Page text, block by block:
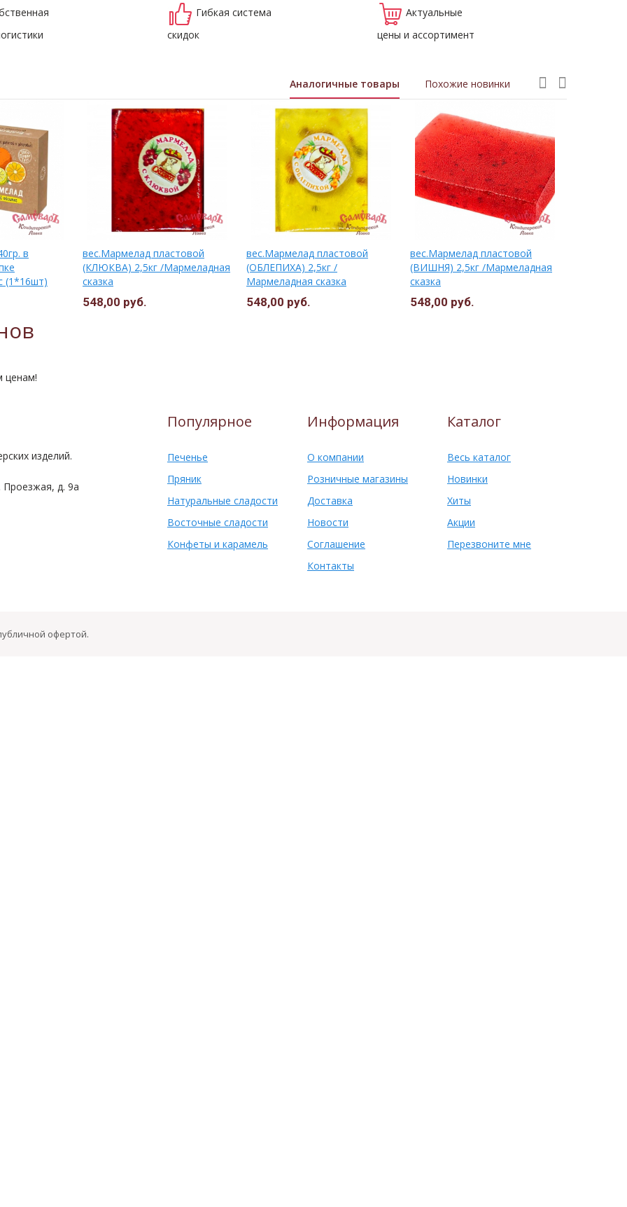
Гибкая система
скидок
Актуальные
цены и ассортимент
Аналогичные товары Похожие новинки
в
(1*16шт)
вес.Мармелад пластовой
(КЛЮКВА) 2,5кг /Мармеладная
сказка
548,00 руб.
вес.Мармелад пластовой
(ОБЛЕПИХА) 2,5кг /
Мармеладная сказка
548,00 руб.
вес.Мармелад пластовой
(ВИШНЯ) 2,5кг /Мармеладная
сказка
548,00 руб.
ценам!
изделий.
Проезжая, д. 9а
Популярное
Печенье
Пряник
Натуральные сладости
Восточные сладости
Конфеты и карамель
Информация
О компании
Розничные магазины
Доставка
Новости
Соглашение
Контакты
Каталог
Весь каталог
Новинки
Хиты
Акции
Перезвоните мне
офертой.